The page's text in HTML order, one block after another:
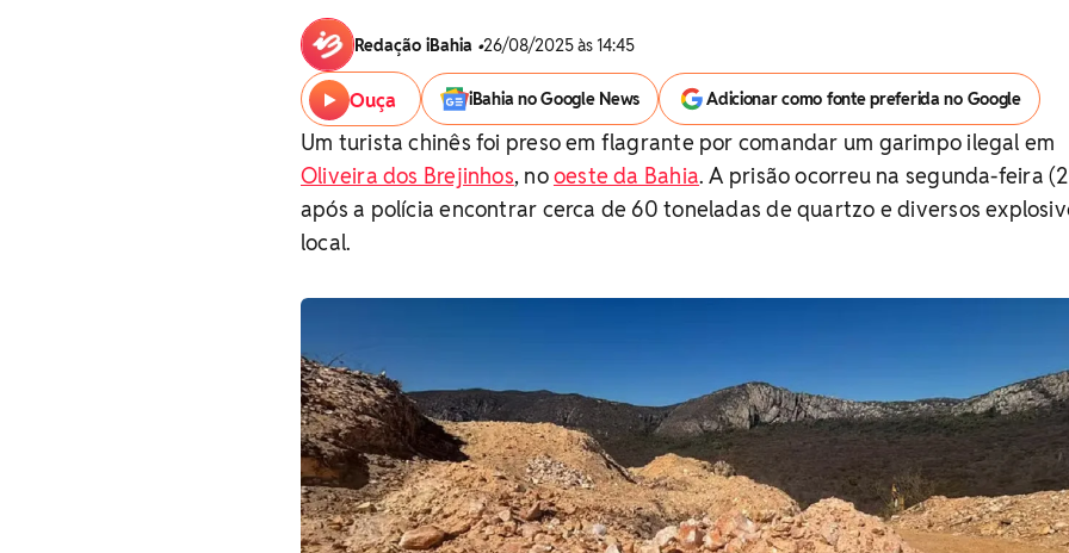
Redação iBahia •26/08/2025 às 14:45
Ouça iBahia no Google News Adicionar como fonte preferida no Google
Um turista chinês foi preso em flagrante por comandar um garimpo ilegal em
Oliveira dos Brejinhos, nooeste da Bahia. A prisão ocorreu na segunda-feira
após a polícia encontrar cerca de 60 toneladas de quartzo e diversos
local.